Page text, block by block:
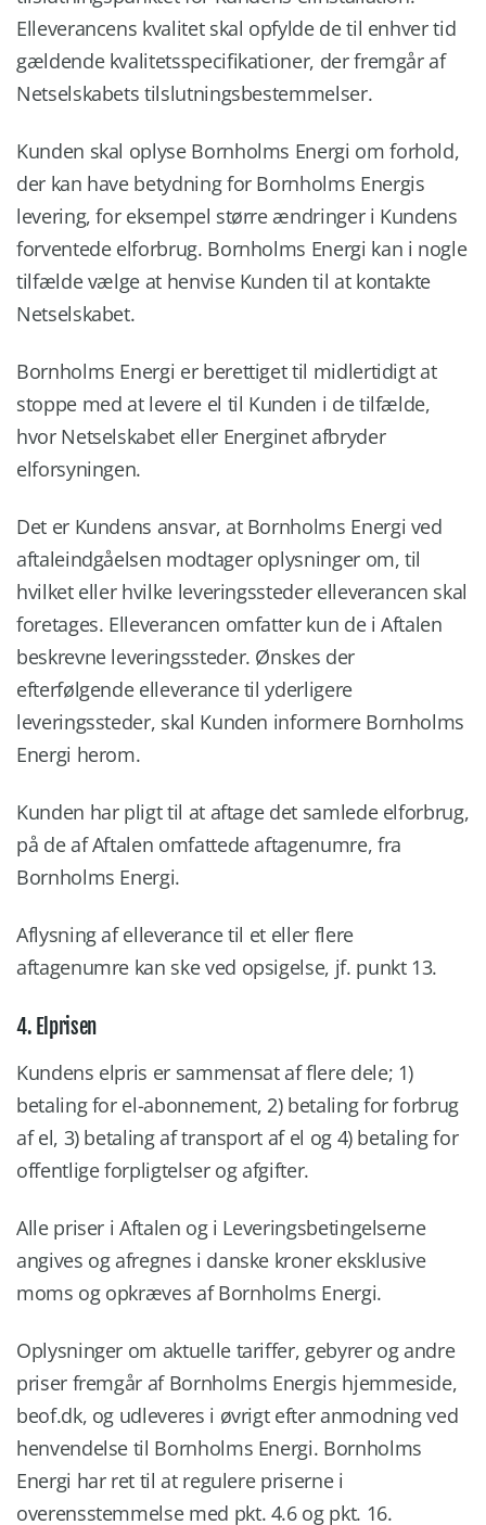
Elleverancens kvalitet skal opfylde de til enhver tid
gældende kvalitetsspecifikationer, der fremgår af
Netselskabets tilslutningsbestemmelser.
Kunden skal oplyse Bornholms Energi om forhold,
der kan have betydning for Bornholms Energis
levering, for eksempel større ændringer i Kundens
forventede elforbrug. Bornholms Energi kan i nogle
tilfælde vælge at henvise Kunden til at kontakte
Netselskabet.
Bornholms Energi er berettiget til midlertidigt at
stoppe med at levere el til Kunden i de tilfælde,
hvor Netselskabet eller Energinet afbryder
elforsyningen.
Det er Kundens ansvar, at Bornholms Energi ved
aftaleindgåelsen modtager oplysninger om, til
hvilket eller hvilke leveringssteder elleverancen skal
foretages. Elleverancen omfatter kun de i Aftalen
beskrevne leveringssteder. Ønskes der
efterfølgende elleverance til yderligere
leveringssteder, skal Kunden informere Bornholms
Energi herom.
Kunden har pligt til at aftage det samlede elforbrug,
på de af Aftalen omfattede aftagenumre, fra
Bornholms Energi.
Aflysning af elleverance til et eller flere
aftagenumre kan ske ved opsigelse, jf. punkt 13.
4. Elprisen
Kundens elpris er sammensat af flere dele; 1)
betaling for el-abonnement, 2) betaling for forbrug
af el, 3) betaling af transport af el og 4) betaling for
offentlige forpligtelser og afgifter.
Alle priser i Aftalen og i Leveringsbetingelserne
angives og afregnes i danske kroner eksklusive
moms og opkræves af Bornholms Energi.
Oplysninger om aktuelle tariffer, gebyrer og andre
priser fremgår af Bornholms Energis hjemmeside,
beof.dk, og udleveres i øvrigt efter anmodning ved
henvendelse til Bornholms Energi. Bornholms
Energi har ret til at regulere priserne i
overensstemmelse med pkt. 4.6 og pkt. 16.